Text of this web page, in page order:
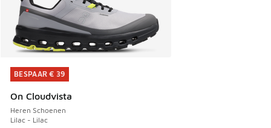
BESPAAR € 39
On Cloudvista
Heren Schoenen
Lilac - Lilac
BESPAAR € 39